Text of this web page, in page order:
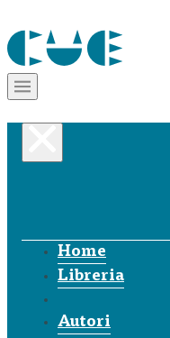
Home
Libreria
Autori